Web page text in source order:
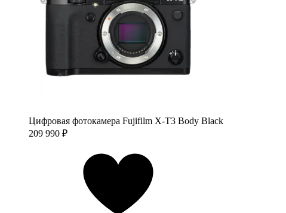
Цифровая фотокамера Fujifilm X-T3 Body Black
209 990 ₽